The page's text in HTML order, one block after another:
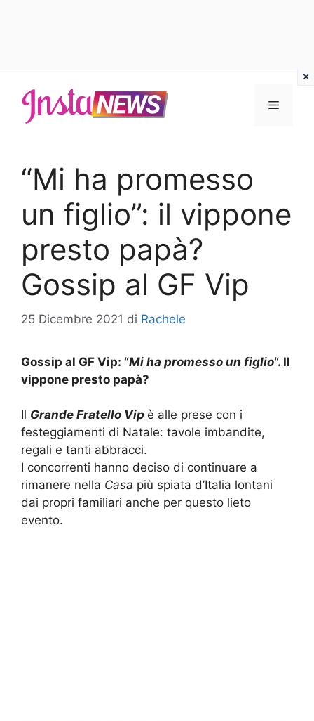
contenuto
Menu
“Mi ha promesso
un figlio”: il vippone
presto papà?
Gossip al GF Vip
25 Dicembre 2021 di Rachele
Gossip al GF Vip: “Mi ha promesso un figlio“. Il
vippone presto papà?
Il Grande Fratello Vip è alle prese con i
festeggiamenti di Natale: tavole imbandite,
regali e tanti abbracci.
I concorrenti hanno deciso di continuare a
rimanere nella Casa più spiata d’Italia lontani
dai propri familiari anche per questo lieto
evento.